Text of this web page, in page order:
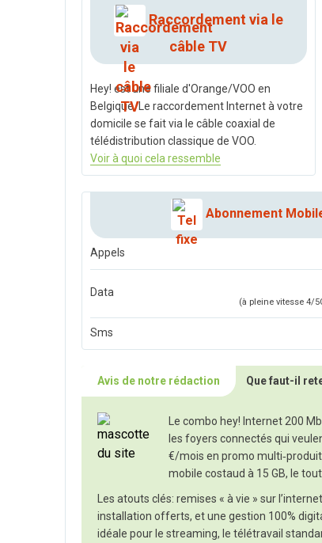
Raccordement via le
câble TV
Hey! est une filiale d'Orange/VOO en
Belgique. Le raccordement Internet à votre
domicile se fait via le câble coaxial de
télédistribution classique de VOO.
Voir à quoi cela ressemble
Abonnement
Appels
Data
(à pleine vitesse 4/
Sms
Avis de notre rédaction Que faut-il
Le combo hey! Internet 200
les foyers connectés qui
€/mois en promo
mobile costaud à 15 GB, le
Les atouts clés: remises « à vie » sur
installation offerts, et une gestion 100%
idéale pour le streaming, le télétravail